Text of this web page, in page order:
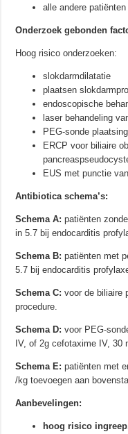
alle andere patiënten
Onderzoek gebonden
Hoog risico onderzoeken:
slokdarmdilatatie
plaatsen
endoscopische
laser behandeling
PEG-sonde plaatsing
ERCP voor biliaire
EUS met punctie
Antibiotica schema’s:
Schema A: patiënten
in 5.7 bij endocarditis
Schema B: patiënten met
5.7 bij endocarditis
Schema C: voor de biliaire
procedure.
Schema D: voor PEG-
IV, of 2g cefotaxime IV, 30
Schema E: patiënten met
/kg toevoegen aan
Aanbevelingen:
hoog risico